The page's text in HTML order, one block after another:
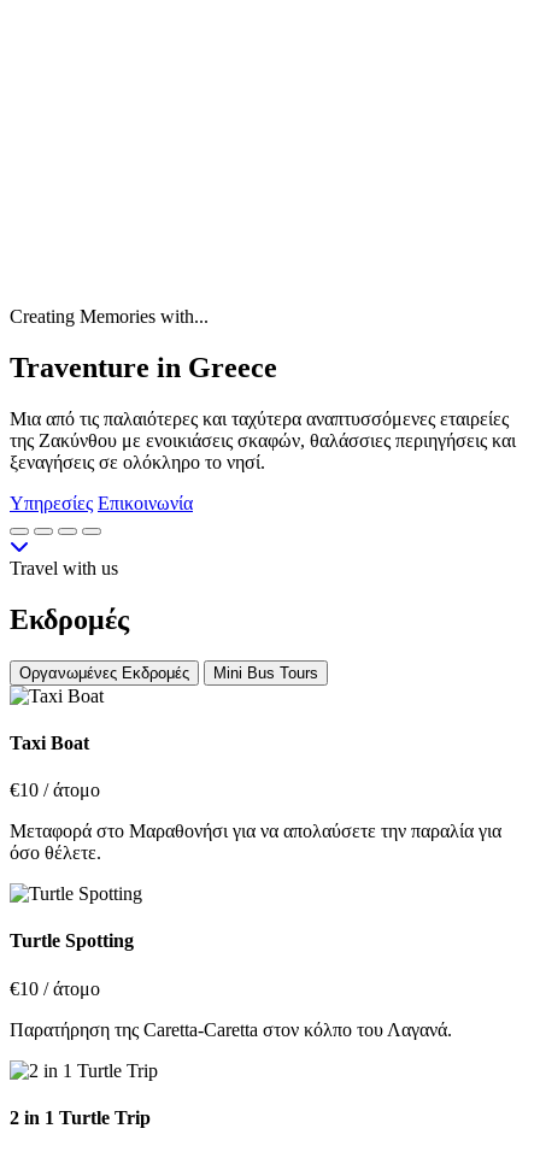
Creating Memories with...
Traventure in Greece
Μια από τις παλαιότερες και ταχύτερα αναπτυσσόμενες εταιρείες
της Ζακύνθου με ενοικιάσεις σκαφών, θαλάσσιες περιηγήσεις και
ξεναγήσεις σε ολόκληρο το νησί.
Υπηρεσίες Επικοινωνία
Travel with us
Εκδρομές
Οργανωμένες Εκδρομές Mini Bus Tours
Taxi Boat
€10 / άτομο
Μεταφορά στο Μαραθονήσι για να απολαύσετε την παραλία για
όσο θέλετε.
Turtle Spotting
€10 / άτομο
Παρατήρηση της Caretta-Caretta στον κόλπο του Λαγανά.
2 in 1 Turtle Trip